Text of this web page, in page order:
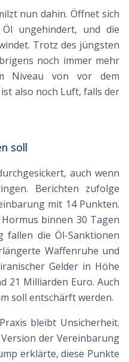
nun dahin. Öffnet sich
ungehindert, und die
Trotz des jüngsten
noch immer mehr
Niveau von vor dem
also noch Luft, falls der
soll
auch wenn
Berichten zufolge
mit 14 Punkten.
binnen 30 Tagen
fallen die Öl-Sanktionen
Waffenruhe und
Gelder in Höhe
21 Milliarden Euro. Auch
soll entschärft werden.
bleibt Unsicherheit.
der Vereinbarung
erklärte, diese Punkte